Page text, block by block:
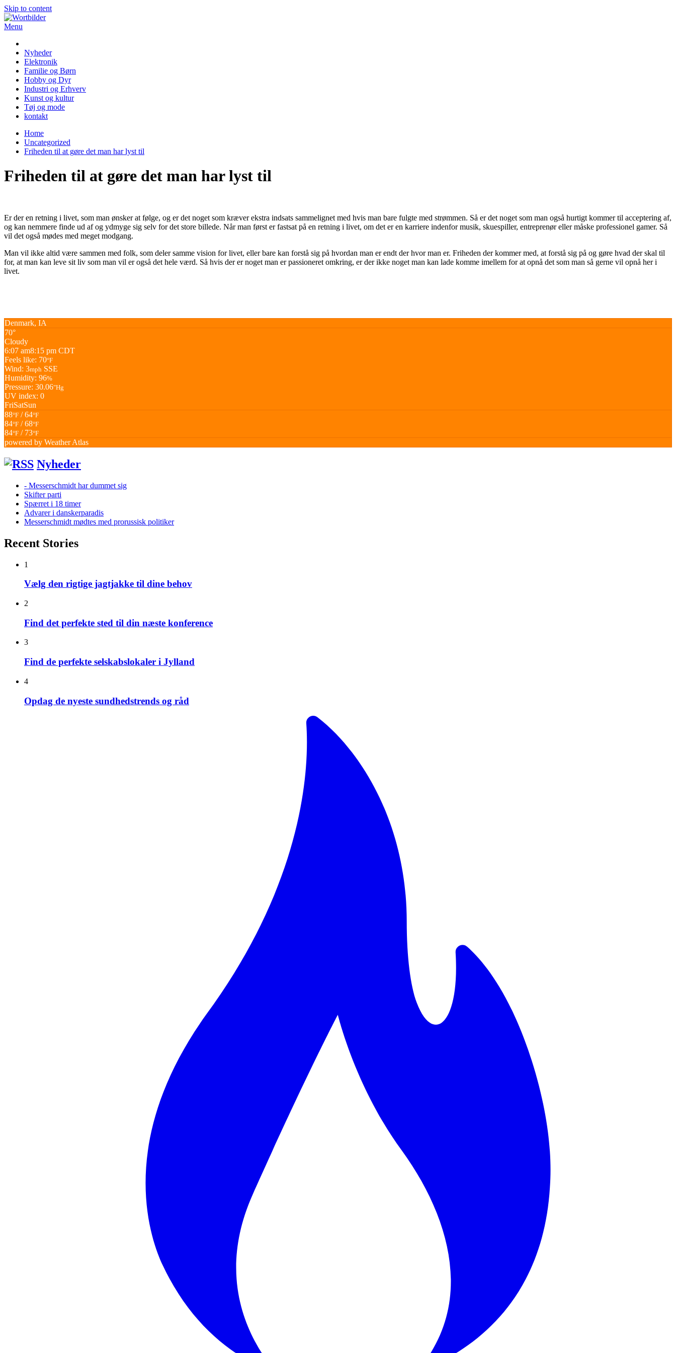
Skip to content
Menu
Nyheder
Elektronik
Familie og Børn
Hobby og Dyr
Industri og Erhverv
Kunst og kultur
Tøj og mode
kontakt
Home
Uncategorized
Friheden til at gøre det man har lyst til
Friheden til at gøre det man har lyst til
Er der en retning i livet, som man ønsker at følge, og er det noget som kræver ekstra indsats sammelignet med hvis man bare fulgte med strømmen. Så er det noget som man også hurtigt kommer til acceptering af,
og kan nemmere finde ud af og ydmyge sig selv for det store billede. Når man først er fastsat på en retning i livet, om det er en karriere indenfor musik, skuespiller, entreprenør eller måske professionel gamer. Så
vil det også mødes med meget modgang.
Man vil ikke altid være sammen med folk, som deler samme vision for livet, eller bare kan forstå sig på hvordan man er endt der hvor man er. Friheden der kommer med, at forstå sig på og gøre hvad der skal til
for, at man kan leve sit liv som man vil er også det hele værd. Så hvis der er noget man er passioneret omkring, er der ikke noget man kan lade komme imellem for at opnå det som man så gerne vil opnå her i
livet.
Denmark, IA
70°
Cloudy
6:07 am8:15 pm CDT
Feels like: 70°F
Wind: 3mph SSE
Humidity: 96%
Pressure: 30.06"Hg
UV index: 0
FriSatSun
88°F / 64°F
84°F / 68°F
84°F / 73°F
powered by Weather Atlas
Nyheder
- Messerschmidt har dummet sig
Skifter parti
Spærret i 18 timer
Advarer i danskerparadis
Messerschmidt mødtes med prorussisk politiker
Recent Stories
1
Vælg den rigtige jagtjakke til dine behov
2
Find det perfekte sted til din næste konference
3
Find de perfekte selskabslokaler i Jylland
4
Opdag de nyeste sundhedstrends og råd